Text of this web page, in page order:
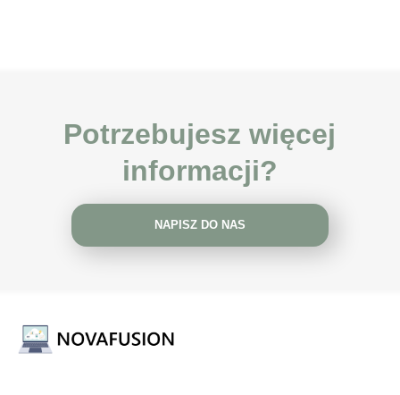
Potrzebujesz więcej
informacji?
NAPISZ DO NAS